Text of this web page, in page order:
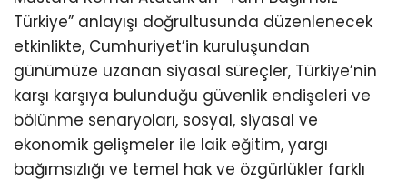
Türkiye” anlayışı doğrultusunda düzenlenecek
etkinlikte, Cumhuriyet’in kuruluşundan
günümüze uzanan siyasal süreçler, Türkiye’nin
karşı karşıya bulunduğu güvenlik endişeleri ve
bölünme senaryoları, sosyal, siyasal ve
ekonomik gelişmeler ile laik eğitim, yargı
bağımsızlığı ve temel hak ve özgürlükler farklı